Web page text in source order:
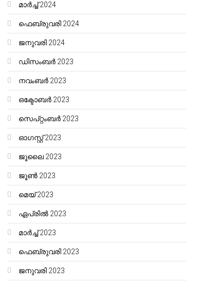
മാർച്ച്‌ 2024
ഫെബ്രുവരി 2024
ജനുവരി 2024
ഡിസംബർ 2023
നവംബർ 2023
ഒക്ടോബർ 2023
സെപ്റ്റംബർ 2023
ഓഗസ്റ്റ്‌ 2023
ജൂലൈ 2023
ജൂൺ 2023
മെയ്‌ 2023
ഏപ്രിൽ 2023
മാർച്ച്‌ 2023
ഫെബ്രുവരി 2023
ജനുവരി 2023